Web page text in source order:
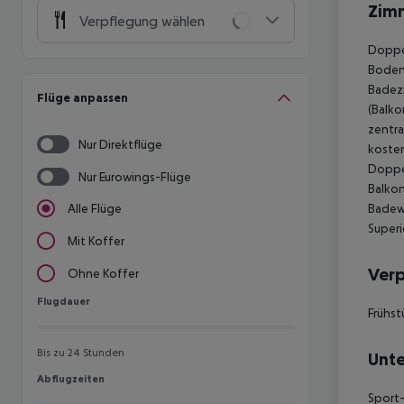
Verpflegung wählen
Flüge anpassen
Nur Direktflüge
Nur Eurowings-Flüge
Alle Flüge
Mit Koffer
Ohne Koffer
Flugdauer
Flugdauer
Bis zu 24 Stunden
Abflugzeiten
Abflugzeiten